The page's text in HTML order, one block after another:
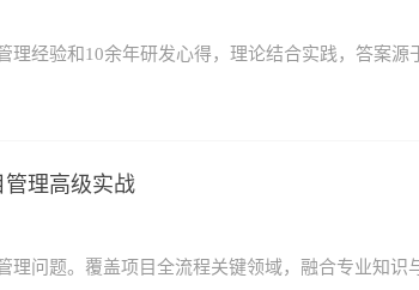
理经验和10余年研发心得，理论结合实践，答案源
理高级实战
理问题。覆盖项目全流程关键领域，融合专业知识